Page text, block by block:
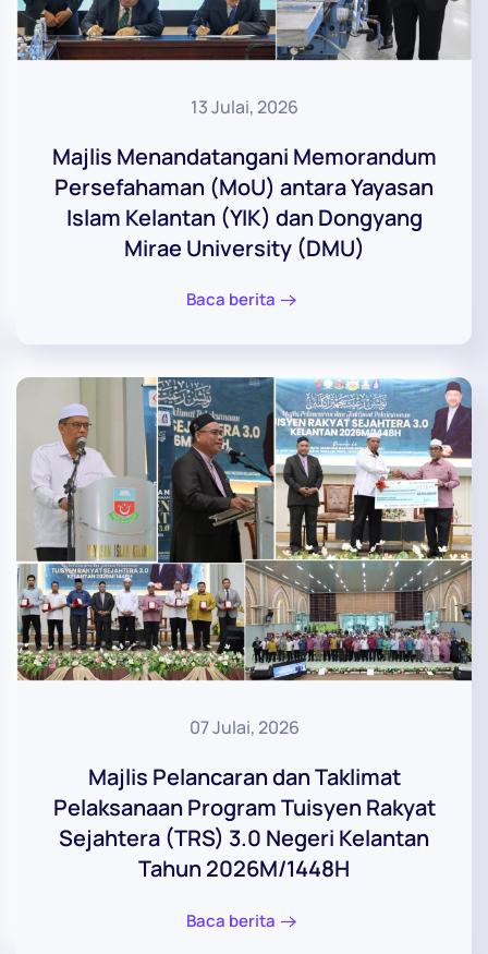
13 Julai, 2026
Majlis Menandatangani Memorandum
Persefahaman (MoU) antara Yayasan
Islam Kelantan (YIK) dan Dongyang
Mirae University (DMU)
Baca berita
07 Julai, 2026
Majlis Pelancaran dan Taklimat
Pelaksanaan Program Tuisyen Rakyat
Sejahtera (TRS) 3.0 Negeri Kelantan
Tahun 2026M/1448H
Baca berita